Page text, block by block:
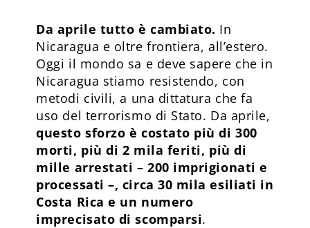
Da aprile tutto è cambiato. In
Nicaragua e oltre frontiera, all’estero.
Oggi il mondo sa e deve sapere che in
Nicaragua stiamo resistendo, con
metodi civili, a una dittatura che fa
uso del terrorismo di Stato. Da aprile,
questo sforzo è costato più di 300
morti, più di 2 mila feriti, più di
mille arrestati – 200 imprigionati e
processati –, circa 30 mila esiliati in
Costa Rica e un numero
imprecisato di scomparsi.